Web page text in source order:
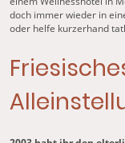
doch immer wieder in
oder helfe kurzerhand